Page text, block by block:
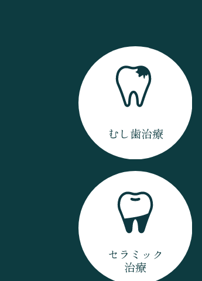
むし歯治療
セラミック
治療